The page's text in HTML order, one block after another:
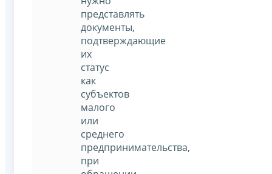
представлять
документы,
подтверждающие
их
статус
как
субъектов
малого
или
среднего
предпринимательства,
при